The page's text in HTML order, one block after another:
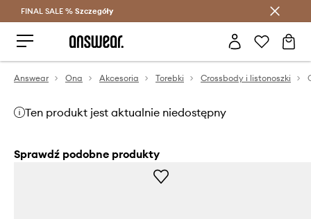
Oszczędzaj z Answear Club >
FINAL SALE % Szczegóły
Answear Ona Akcesoria Torebki Crossbody i listonoszki
Ten produkt jest aktualnie niedostępny
Sprawdź podobne produkty